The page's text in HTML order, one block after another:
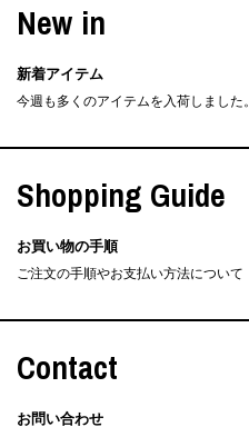
New in
新着アイテム
今週も多くのアイテムを入荷しました。
Shopping Guide
お買い物の手順
ご注文の手順やお支払い方法について
Contact
お問い合わせ